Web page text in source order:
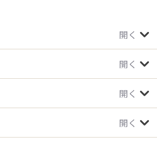
開く
開く
開く
開く